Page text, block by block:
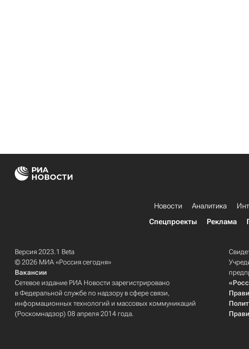
Новости Аналитика
Спецпроекты
Реклама
Версия 2023.1 Beta
© 2026 МИА «Россия сегодня»
Вакансии
Сетевое издание РИА Новости зарегистрировано
в Федеральной службе по надзору в сфере связи,
информационных технологий и массовых коммуникаций
(Роскомнадзор) 08 апреля 2014 года.